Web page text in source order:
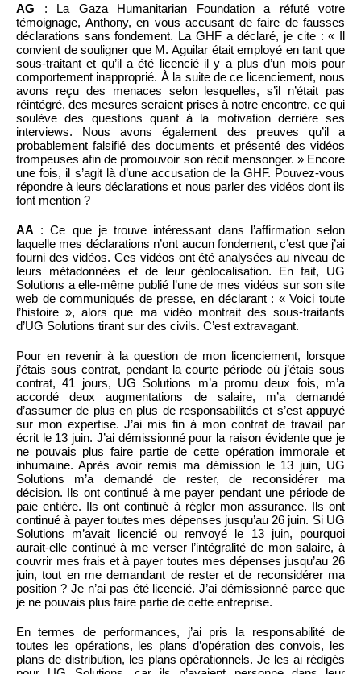
AG : La Gaza Humanitarian Foundation a réfuté votre
témoignage, Anthony, en vous accusant de faire de fausses
déclarations sans fondement. La GHF a déclaré, je cite : « Il
convient de souligner que M. Aguilar était employé en tant que
sous-traitant et qu’il a été licencié il y a plus d’un mois pour
comportement inapproprié. À la suite de ce licenciement, nous
avons reçu des menaces selon lesquelles, s’il n’était pas
réintégré, des mesures seraient prises à notre encontre, ce qui
soulève des questions quant à la motivation derrière ses
interviews. Nous avons également des preuves qu’il a
probablement falsifié des documents et présenté des vidéos
trompeuses afin de promouvoir son récit mensonger. » Encore
une fois, il s’agit là d’une accusation de la GHF. Pouvez-vous
répondre à leurs déclarations et nous parler des vidéos dont ils
font mention ?
AA : Ce que je trouve intéressant dans l’affirmation selon
laquelle mes déclarations n’ont aucun fondement, c’est que j’ai
fourni des vidéos. Ces vidéos ont été analysées au niveau de
leurs métadonnées et de leur géolocalisation. En fait, UG
Solutions a elle-même publié l’une de mes vidéos sur son site
web de communiqués de presse, en déclarant : « Voici toute
l’histoire », alors que ma vidéo montrait des sous-traitants
d’UG Solutions tirant sur des civils. C’est extravagant.
Pour en revenir à la question de mon licenciement, lorsque
j’étais sous contrat, pendant la courte période où j’étais sous
contrat, 41 jours, UG Solutions m’a promu deux fois, m’a
accordé deux augmentations de salaire, m’a demandé
d’assumer de plus en plus de responsabilités et s’est appuyé
sur mon expertise. J’ai mis fin à mon contrat de travail par
écrit le 13 juin. J’ai démissionné pour la raison évidente que je
ne pouvais plus faire partie de cette opération immorale et
inhumaine. Après avoir remis ma démission le 13 juin, UG
Solutions m’a demandé de rester, de reconsidérer ma
décision. Ils ont continué à me payer pendant une période de
paie entière. Ils ont continué à régler mon assurance. Ils ont
continué à payer toutes mes dépenses jusqu’au 26 juin. Si UG
Solutions m’avait licencié ou renvoyé le 13 juin, pourquoi
aurait-elle continué à me verser l’intégralité de mon salaire, à
couvrir mes frais et à payer toutes mes dépenses jusqu’au 26
juin, tout en me demandant de rester et de reconsidérer ma
position ? Je n’ai pas été licencié. J’ai démissionné parce que
je ne pouvais plus faire partie de cette entreprise.
En termes de performances, j’ai pris la responsabilité de
toutes les opérations, les plans d’opération des convois, les
plans de distribution, les plans opérationnels. Je les ai rédigés